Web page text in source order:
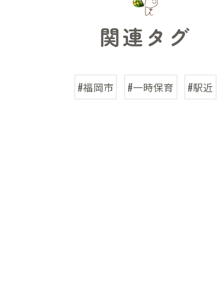
関連タグ
#福岡市 #一時保育 #駅近